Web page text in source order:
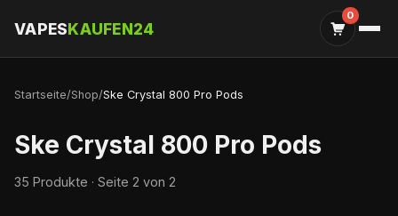
VAPESKAUFEN24
0
Startseite/Shop/Ske Crystal 800 Pro Pods
Ske Crystal 800 Pro Pods
35 Produkte · Seite 2 von 2